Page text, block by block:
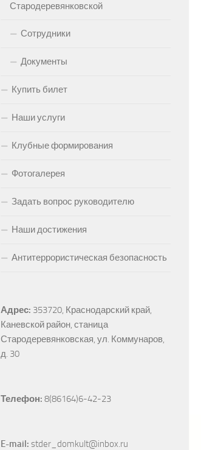
Стародеревянковской
Сотрудники
Документы
Купить билет
Наши услуги
Клубные формирования
Фотогалерея
Задать вопрос руководителю
Наши достижения
Антитеррористическая безопасность
Адрес: 353720, Краснодарский край,
Каневской район, станица
Стародеревянковская, ул. Коммунаров,
д. 30
Телефон: 8(86164)6-42-23
E-mail: stder_domkult@inbox.ru